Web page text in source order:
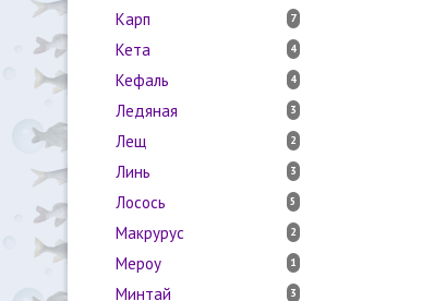
Карп 7
Кета 4
Кефаль 4
Ледяная 3
Лещ 2
Линь 3
Лосось 5
Макрурус 2
Мероу 1
Минтай 3